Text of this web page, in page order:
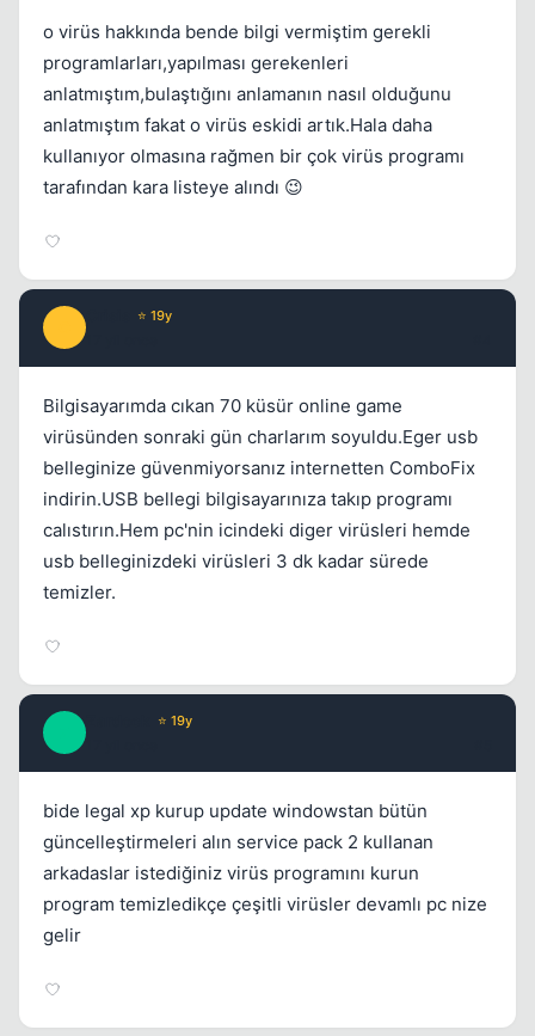
o virüs hakkında bende bilgi vermiştim gerekli
programlarları,yapılması gerekenleri
anlatmıştım,bulaştığını anlamanın nasıl olduğunu
anlatmıştım fakat o virüs eskidi artık.Hala daha
kullanıyor olmasına rağmen bir çok virüs programı
tarafından kara listeye alındı 😉
⭐ 19y
Bilgisayarımda cıkan 70 küsür online game
virüsünden sonraki gün charlarım soyuldu.Eger usb
belleginize güvenmiyorsanız internetten ComboFix
indirin.USB bellegi bilgisayarınıza takıp programı
calıstırın.Hem pc'nin icindeki diger virüsleri hemde
usb belleginizdeki virüsleri 3 dk kadar sürede
temizler.
⭐ 19y
bide legal xp kurup update windowstan bütün
güncelleştirmeleri alın service pack 2 kullanan
arkadaslar istediğiniz virüs programını kurun
program temizledikçe çeşitli virüsler devamlı pc nize
gelir